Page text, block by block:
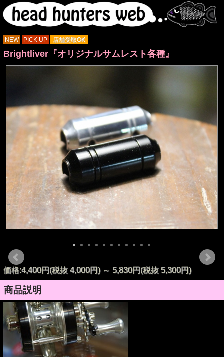
NEW PICK UP 店舗受取OK
Brightliver『オリジナルサムレスト各種』
価格:4,400円(税抜 4,000円) ～ 5,830円(税抜 5,300円)
商品説明